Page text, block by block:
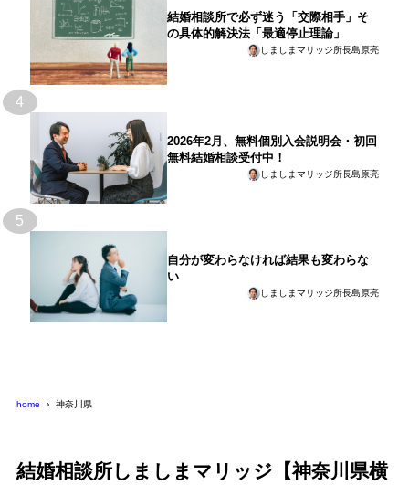
結婚相談所で必ず迷う「交際相手」そ
の具体的解決法「最適停止理論」
しましまマリッジ所長島原亮
4
2026年2月、無料個別入会説明会・初回
無料結婚相談受付中！
しましまマリッジ所長島原亮
5
自分が変わらなければ結果も変わらな
い
しましまマリッジ所長島原亮
home 神奈川県
結婚相談所しましまマリッジ【神奈川県横